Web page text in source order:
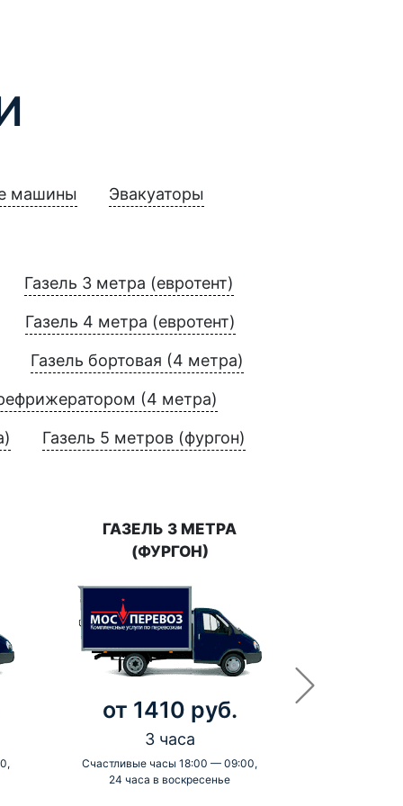
машины Эвакуаторы
Газель 3 метра (евротент)
Газель 4 метра (евротент)
Газель бортовая (4 метра)
(4 метра)
Газель 5 метров (фургон)
ГАЗЕЛЬ 3 МЕТРА
(ФУРГОН)
от 1410 руб.
3 часа
Счастливые часы 18:00 — 09:00,
24 часа в воскресенье
-